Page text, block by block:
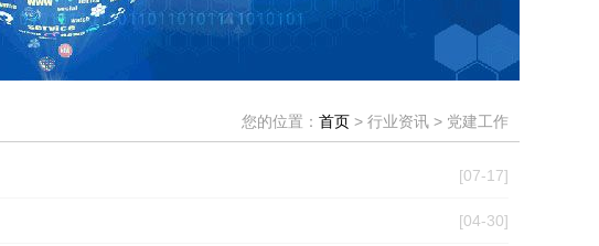
您的位置： 首页 > 行业资讯 > 党建工作
[07-17]
[04-30]